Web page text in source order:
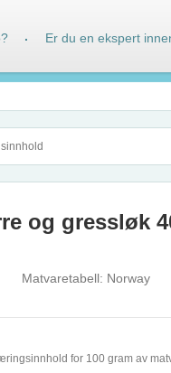
og gressløk
Matvaretabell: Norway
for 100 gram av
· Er du en ekspert